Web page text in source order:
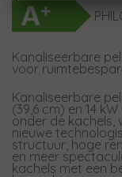
Kanaliseerbare
voor
Kanaliseerbare
(39,6 cm) en 14
onder de kachels,
nieuwe
structuur, hoge
en meer
kachels met een